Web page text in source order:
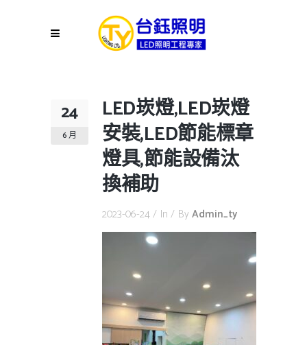
24
6 月
LED崁燈,LED崁燈
安裝,LED節能標章
燈具,節能設備汰
換補助
2023-06-24 In By Admin_ty